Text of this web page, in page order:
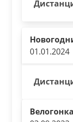
01.01.2024